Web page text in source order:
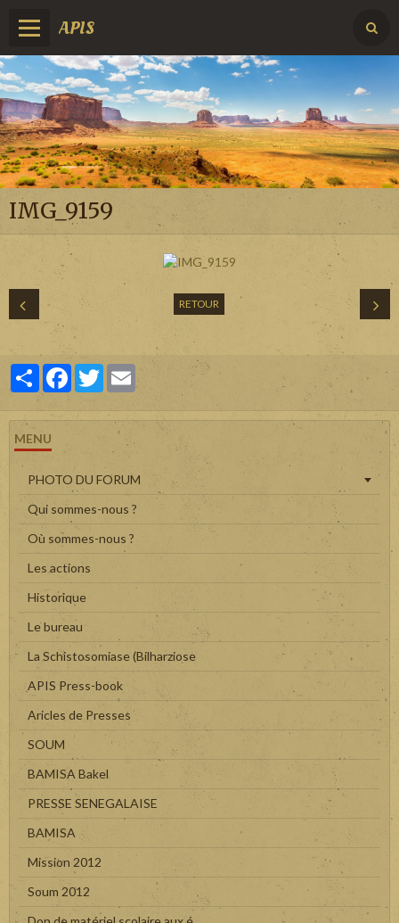
APIS
IMG_9159
RETOUR
PartagerFacebook
Twitter
MENU
PHOTO DU FORUM
Qui sommes-nous ?
Où sommes-nous ?
Les actions
Historique
Le bureau
La Schistosomiase (Bilharziose
APIS Press-book
Aricles de Presses
SOUM
BAMISA Bakel
PRESSE SENEGALAISE
BAMISA
Mission 2012
Soum 2012